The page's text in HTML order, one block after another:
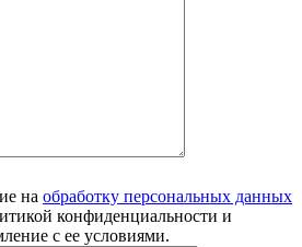
на обработку персональных данных
конфиденциальности и
с ее условиями.